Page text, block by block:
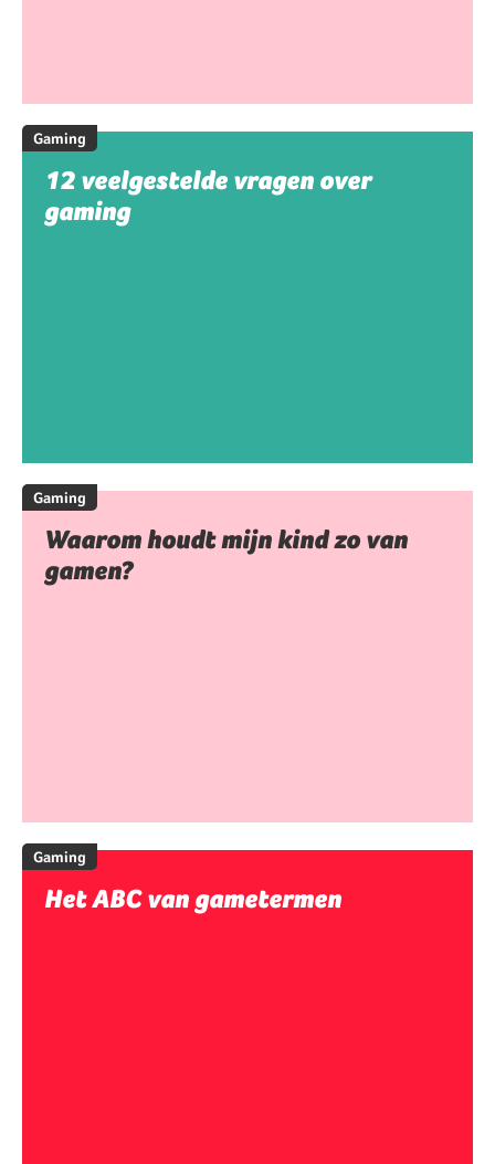
Gaming
12 veelgestelde vragen over
gaming
Gaming
Waarom houdt mijn kind zo van
gamen?
Gaming
Het ABC van gametermen